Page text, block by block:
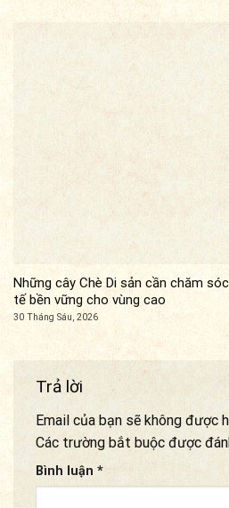
Những cây Chè Di sản cần chăm
tế bền vững cho vùng cao
30 Tháng Sáu, 2026
Trả lời
Email của bạn sẽ không được
Các trường bắt buộc được
Bình luận *